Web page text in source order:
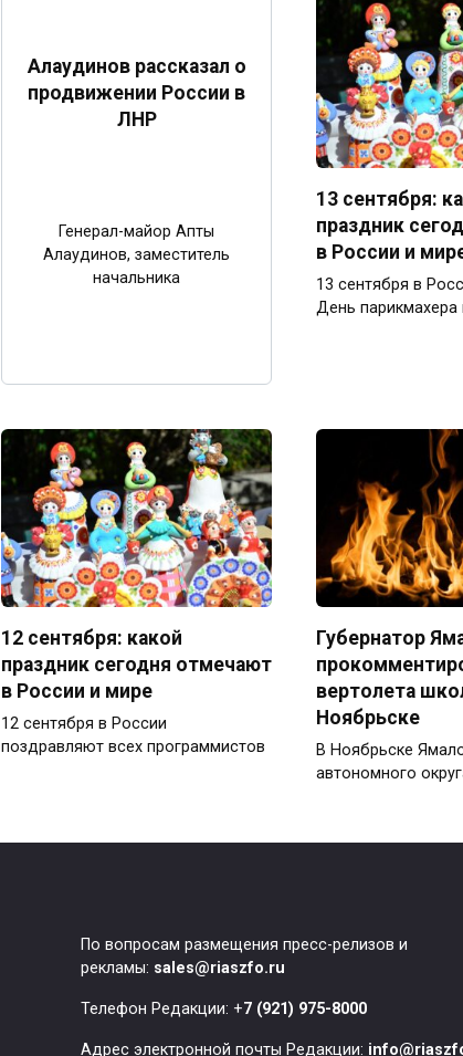
Алаудинов рассказал о
продвижении России в
ЛНР
Генерал-майор Апты
Алаудинов, заместитель
начальника
13 сентября:
праздник
в России и
13 сентября в
День парикмахера
12 сентября: какой
праздник сегодня отмечают
в России и мире
12 сентября в России
поздравляют всех программистов
Губернатор
вертолета
Ноябрьске
В Ноябрьске
автономного
По вопросам размещения пресс-релизов и
рекламы: sales@riaszfo.ru
Телефон Редакции: +7 (921) 975-8000
Адрес электронной почты Редакции: